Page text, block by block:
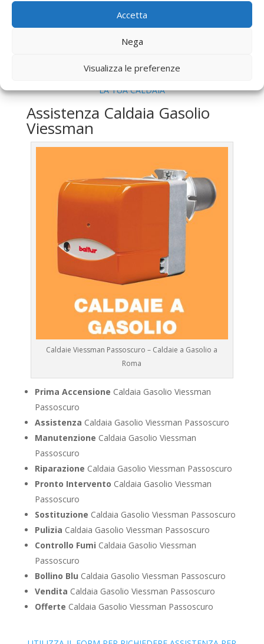
Accetta
Nega
Visualizza le preferenze
Caldaia Gas Metano Viessman Passoscuro
UTILIZZA IL FORM PER RICHIEDERE ASSISTENZA PER
LA TUA CALDAIA
Assistenza Caldaia Gasolio
Viessman
Caldaie Viessman Passoscuro – Caldaie a Gasolio a
Roma
Prima Accensione Caldaia Gasolio Viessman
Passoscuro
Assistenza Caldaia Gasolio Viessman Passoscuro
Manutenzione Caldaia Gasolio Viessman
Passoscuro
Riparazione Caldaia Gasolio Viessman Passoscuro
Pronto Intervento Caldaia Gasolio Viessman
Passoscuro
Sostituzione Caldaia Gasolio Viessman Passoscuro
Pulizia Caldaia Gasolio Viessman Passoscuro
Controllo Fumi Caldaia Gasolio Viessman
Passoscuro
Bollino Blu Caldaia Gasolio Viessman Passoscuro
Vendita Caldaia Gasolio Viessman Passoscuro
Offerte Caldaia Gasolio Viessman Passoscuro